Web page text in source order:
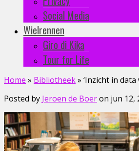
Social Media
Wielrennen
Giro di Kika
Tour for Life
Home » Bibliotheek» ‘Inzicht in
Posted by Jeroen de Boeron jun 12,